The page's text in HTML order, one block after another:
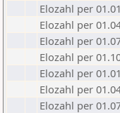
Elozahl per
Elozahl per
Elozahl per
Elozahl per
Elozahl per
Elozahl per
Elozahl per